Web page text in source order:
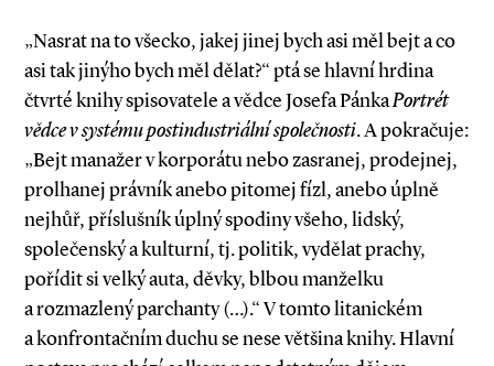
„Nasrat na to všecko, jakej jinej bych asi měl bejt a co
asi tak jinýho bych měl dělat?“ ptá se hlavní hrdina
čtvrté knihy spisovatele a vědce Josefa PánkaPortrét
vědce v systému postindustriální společnosti. A pokračuje:
„Bejt manažer v korporátu nebo zasranej, prodejnej,
prolhanej právník anebo pitomej fízl, anebo úplně
nejhůř, příslušník úplný spodiny všeho, lidský,
společenský a kulturní, tj. politik, vydělat prachy,
pořídit si velký auta, děvky, blbou manželku
a rozmazlený parchanty (…).“ V tomto litanickém
a konfrontačním duchu se nese většina knihy. Hlavní